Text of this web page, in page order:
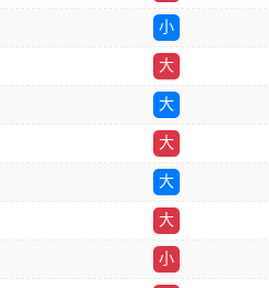
小
大
大
大
大
大
小